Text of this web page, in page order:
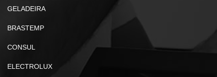
GELADEIRA
BRASTEMP
CONSUL
ELECTROLUX